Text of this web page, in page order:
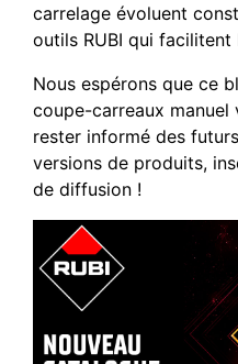
carrelage évoluent
outils RUBI qui
Nous espérons que ce
coupe-carreaux manuel
rester informé des
versions de produits,
de diffusion !